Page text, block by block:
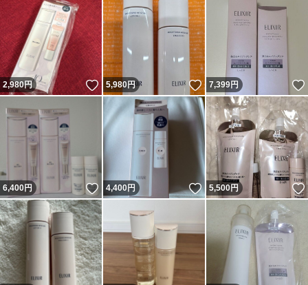
2,980円 いいね！
5,980円 いいね！
7,399円
6,400円 いいね！
4,400円 いいね！
5,500円